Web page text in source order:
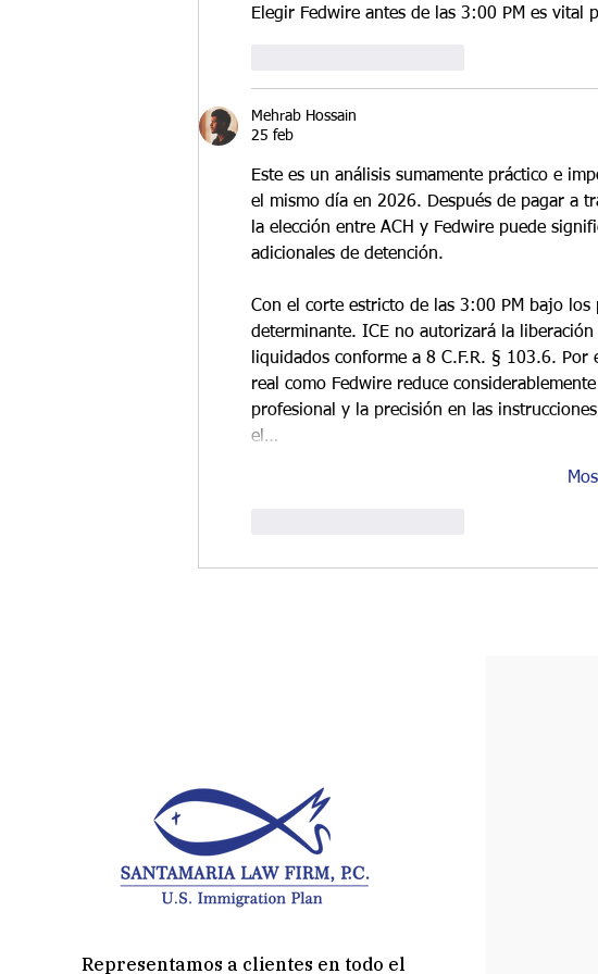
Elegir Fedwire antes de las 3:00 PM es vital
Mehrab Hossain
25 feb
Este es un análisis sumamente práctico e
el mismo día en 2026. Después de pagar a
la elección entre ACH y Fedwire puede
adicionales de detención.
Con el corte estricto de las 3:00 PM bajo los
determinante. ICE no autorizará la
liquidados conforme a 8 C.F.R. § 103.6.
real como Fedwire reduce
profesional y la precisión en las
el…
Representamos a clientes en todo el